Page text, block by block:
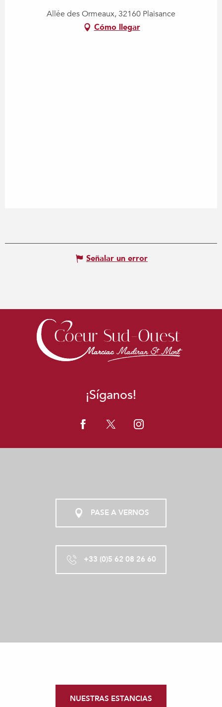
Allée des Ormeaux, 32160 Plaisance
Cómo llegar
Señalar un error
¡Síganos!
PASE A VERNOS
+33 (0)5 62 08 26 60
NUESTRAS ESTANCIAS